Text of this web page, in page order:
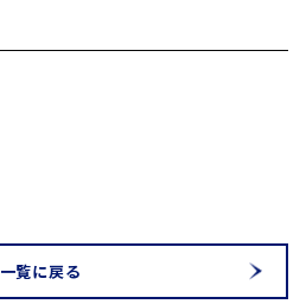
一覧に戻る